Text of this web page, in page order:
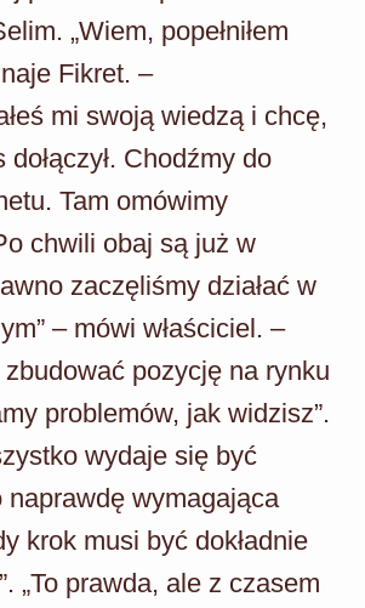
„Wiem, popełniłem
Fikret. –
mi swoją wiedzą i chcę,
Chodźmy do
Tam omówimy
chwili obaj są już w
zaczęliśmy działać w
– mówi właściciel. –
zbudować pozycję na rynku
problemów, jak widzisz”.
wydaje się być
naprawdę wymagająca
krok musi być dokładnie
„To prawda, ale z czasem